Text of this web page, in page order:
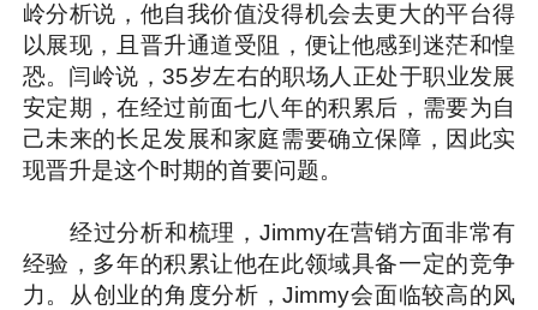
岭分析说，他自我价值没得机会去更大的平台得
以展现，且晋升通道受阻，便让他感到迷茫和惶
恐。闫岭说，35岁左右的职场人正处于职业发展
安定期，在经过前面七八年的积累后，需要为自
己未来的长足发展和家庭需要确立保障，因此实
现晋升是这个时期的首要问题。
经过分析和梳理，Jimmy在营销方面非常有
经验，多年的积累让他在此领域具备一定的竞争
力。从创业的角度分析，Jimmy会面临较高的风